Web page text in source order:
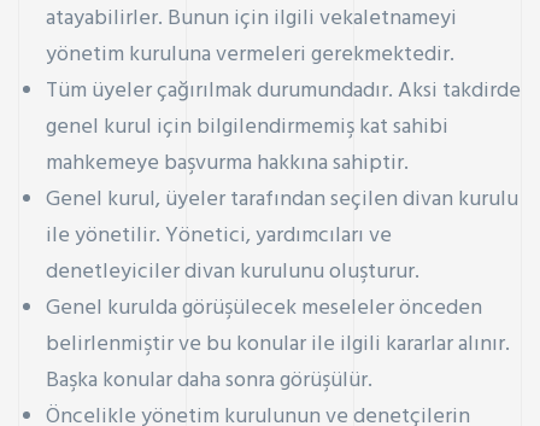
atayabilirler. Bunun için ilgili vekaletnameyi
yönetim kuruluna vermeleri gerekmektedir.
Tüm üyeler çağırılmak durumundadır. Aksi takdirde
genel kurul için bilgilendirmemiş kat sahibi
mahkemeye başvurma hakkına sahiptir.
Genel kurul, üyeler tarafından seçilen divan kurulu
ile yönetilir. Yönetici, yardımcıları ve
denetleyiciler divan kurulunu oluşturur.
Genel kurulda görüşülecek meseleler önceden
belirlenmiştir ve bu konular ile ilgili kararlar alınır.
Başka konular daha sonra görüşülür.
Öncelikle yönetim kurulunun ve denetçilerin